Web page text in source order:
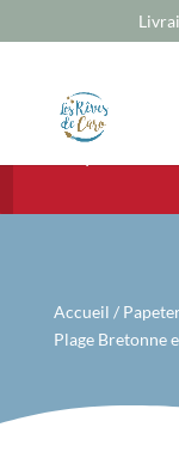
Chère
Accueil /
Plage Bretonne